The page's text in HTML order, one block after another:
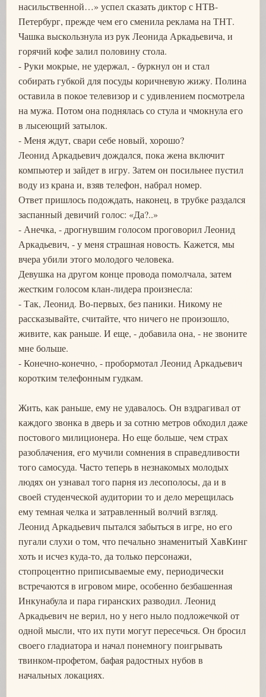
насильственной…» успел сказать диктор с НТВ-
Петербург, прежде чем его сменила реклама на ТНТ.
Чашка выскользнула из рук Леонида Аркадьевича, и
горячий кофе залил половину стола.
- Руки мокрые, не удержал, - буркнул он и стал
собирать губкой для посуды коричневую жижу. Полина
оставила в покое телевизор и с удивлением посмотрела
на мужа. Потом она поднялась со стула и чмокнула его
в лысеющий затылок.
- Меня ждут, свари себе новый, хорошо?
Леонид Аркадьевич дождался, пока жена включит
компьютер и зайдет в игру. Затем он посильнее пустил
воду из крана и, взяв телефон, набрал номер.
Ответ пришлось подождать, наконец, в трубке раздался
заспанный девичий голос: «Да?..»
- Анечка, - дрогнувшим голосом проговорил Леонид
Аркадьевич, - у меня страшная новость. Кажется, мы
вчера убили этого молодого человека.
Девушка на другом конце провода помолчала, затем
жестким голосом клан-лидера произнесла:
- Так, Леонид. Во-первых, без паники. Никому не
рассказывайте, считайте, что ничего не произошло,
живите, как раньше. И еще, - добавила она, - не звоните
мне больше.
- Конечно-конечно, - пробормотал Леонид Аркадьевич
коротким телефонным гудкам.
Жить, как раньше, ему не удавалось. Он вздрагивал от
каждого звонка в дверь и за сотню метров обходил даже
постового милиционера. Но еще больше, чем страх
разоблачения, его мучили сомнения в справедливости
того самосуда. Часто теперь в незнакомых молодых
людях он узнавал того парня из лесополосы, да и в
своей студенческой аудитории то и дело мерещилась
ему темная челка и затравленный волчий взгляд.
Леонид Аркадьевич пытался забыться в игре, но его
пугали слухи о том, что печально знаменитый ХавКинг
хоть и исчез куда-то, да только персонажи,
стопроцентно приписываемые ему, периодически
встречаются в игровом мире, особенно безбашенная
Инкунабула и пара гиранских разводил. Леонид
Аркадьевич не верил, но у него ныло подложечкой от
одной мысли, что их пути могут пересечься. Он бросил
своего гладиатора и начал понемногу поигрывать
твинком-профетом, бафая радостных нубов в
начальных локациях.